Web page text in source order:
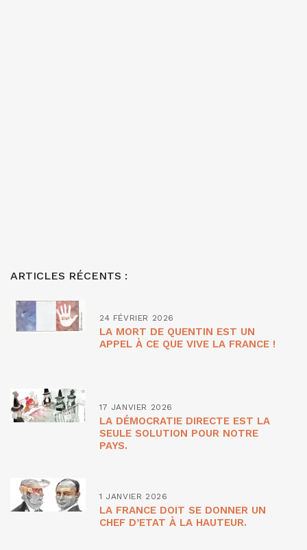
ARTICLES RÉCENTS :
24 FÉVRIER 2026
LA MORT DE QUENTIN EST UN
APPEL À CE QUE VIVE LA FRANCE !
17 JANVIER 2026
LA DÉMOCRATIE DIRECTE EST LA
SEULE SOLUTION POUR NOTRE
PAYS.
1 JANVIER 2026
LA FRANCE DOIT SE DONNER UN
CHEF D’ETAT À LA HAUTEUR.